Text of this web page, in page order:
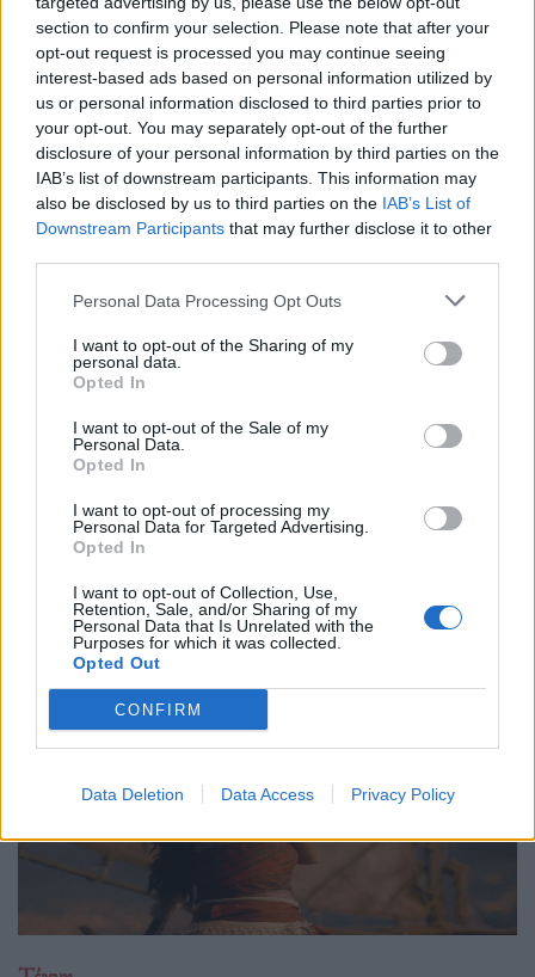
section to confirm your selection. Please note that after your
opt-out request is processed you may continue seeing
interest-based ads based on personal information utilized by
us or personal information disclosed to third parties prior to
your opt-out. You may separately opt-out of the further
disclosure of your personal information by third parties on the
IAB’s list of downstream participants. This information may
also be disclosed by us to third parties on the IAB’s List of
Downstream Participants that may further disclose it to other
Personal Data Processing Opt Outs
I want to opt-out of the Sharing of my
personal data.
Opted In
I want to opt-out of the Sale of my
Personal Data.
Opted In
I want to opt-out of processing my
Personal Data for Targeted Advertising.
Opted In
I want to opt-out of Collection, Use,
Retention, Sale, and/or Sharing of my
Personal Data that Is Unrelated with the
Purposes for which it was collected.
Opted Out
CONFIRM
Data Deletion Data Access Privacy Policy
Philip Glass: Παγκόσμια γιορτή για τα 90ά
γενέθλιά του με πρεμιέρα της “Συμφωνίας
Νο. 15: Lincoln”
29.05.26
Ο Philip Glass θα γιορτάσει τα 90ά του γενέθλια στις 31
Ιανουαρίου 2027 με μια πολυετή, διεθνή σειρά εκδηλώσεων
που κορυφώνεται με την παγκόσμια πρεμιέρα της "Συμφωνίας
Νο. 15: Lincoln" και επετειακά